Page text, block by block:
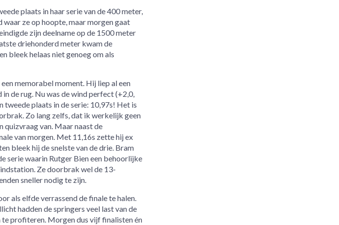
plaats in haar serie van de 400 meter,
ze op hoopte, maar morgen gaat
zijn deelname op de 1500 meter
driehonderd meter kwam de
bleek helaas niet genoeg om als
memorabel moment. Hij liep al een
de rug. Nu was de wind perfect (+2,0,
tweede plaats in de serie: 10,97s! Het is
Zo lang zelfs, dat ik werkelijk geen
quizvraag van. Maar naast de
van morgen. Met 11,16s zette hij ex
bleek hij de snelste van de drie. Bram
serie waarin Rutger Bien een behoorlijke
Ze doorbrak wel de 13-
sneller nodig te zijn.
als elfde verrassend de finale te halen.
hadden de springers veel last van de
profiteren. Morgen dus vijf finalisten én